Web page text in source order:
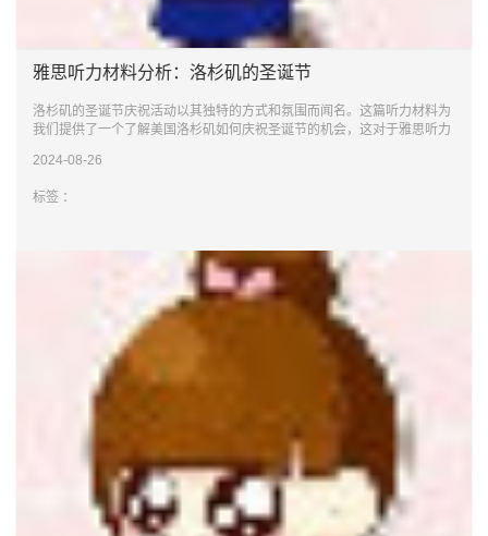
雅思听力材料分析：洛杉矶的圣诞节
洛杉矶的圣诞节庆祝活动以其独特的方式和氛围而闻名。这篇听力材料为
我们提供了一个了解美国洛杉矶如何庆祝圣诞节的机会，这对于雅思听力
2024-08-26
标签 ：